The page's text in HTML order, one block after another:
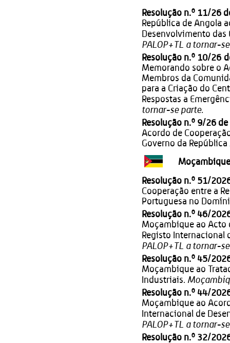
Resolução n.º 11/26
República de Angola
Desenvolvimento
PALOP+TL a tornar-
Resolução n.º 10/26
Memorando sobre o
Membros da
para a Criação do
Respostas a
tornar-se parte.
Resolução n.º 9/26
Acordo de
Governo da
Moçambique
Resolução n.º 51/
Cooperação entre a
Portuguesa no
Resolução n.º 46/
Moçambique ao Acto
Registo Internacional
PALOP+TL a tornar-
Resolução n.º 45/
Moçambique ao
Industriais.
Resolução n.º 44/
Moçambique ao
Internacional de
PALOP+TL a tornar-
Resolução n.º 32/